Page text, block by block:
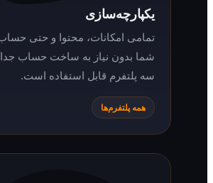
یکپارچه‌سازی
تمامی امکانات، محتوا و حتی حساب کاربری
شما بدون نیاز به ساخت حساب جداگانه در هر
سه پلتفرم قابل استفاده است.
همه پلتفرم‌ها